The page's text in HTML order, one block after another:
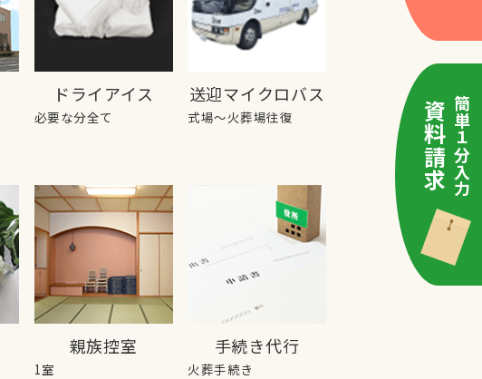
簡単１分入力
資料請求
ドライアイス
必要な分全て
送迎マイクロバス
式場～火葬場往復
親族控室
1室
手続き代行
火葬手続き